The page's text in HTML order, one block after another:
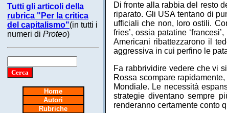
Tutti gli articoli della
rubrica "Per la critica
del capitalismo"(in tutti i
numeri di Proteo)
Home
Autori
Rubriche
Di fronte alla rabbia del resto
riparato. Gli USA tentano di
ufficiali che non, loro ostili.
fries’, ossia patatine
Americani ribattezzarono il
aggressiva in cui perfino le
Fa rabbrividire vedere che vi
Rossa scompare
Mondiale. Le necessità
strategie diventano sempre
renderanno certamente conto